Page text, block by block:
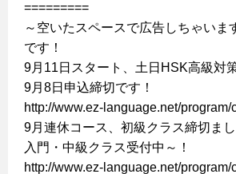
=========
～空いたスペースで広告しちゃい
です！
9月11日スタート、土日HSK高級対
9月8日申込締切です！
http://www.ez-language.net/program/
9月連休コース、初級クラス締切まし
入門・中級クラス受付中～！
http://www.ez-language.net/program/